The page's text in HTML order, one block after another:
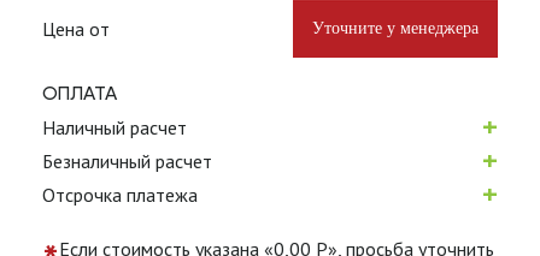
Цена от
Уточните у менеджера
ОПЛАТА
Наличный расчет +
Безналичный расчет +
Отсрочка платежа +
Если стоимость указана «0,00 Р», просьба уточнить